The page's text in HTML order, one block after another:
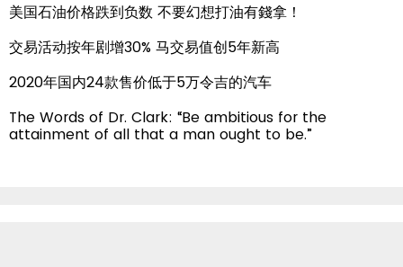
美国石油价格跌到负数 不要幻想打油有錢拿！
交易活动按年剧增30% 马交易值创5年新高
2020年国内24款售价低于5万令吉的汽车
The Words of Dr. Clark: “Be ambitious for the
attainment of all that a man ought to be.”